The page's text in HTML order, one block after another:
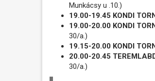
Munkácsy u .10.)
19.00-19.45 KONDI
19.00-20.00 KONDI
30/a.)
19.15-20.00 KONDI
20.00-20.45
30/a.)